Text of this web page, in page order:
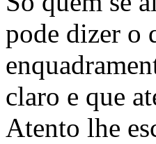
pode dizer o
claro e que
Atento lhe